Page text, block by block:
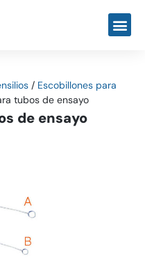
/ Escobillones para
tubos de ensayo
de ensayo